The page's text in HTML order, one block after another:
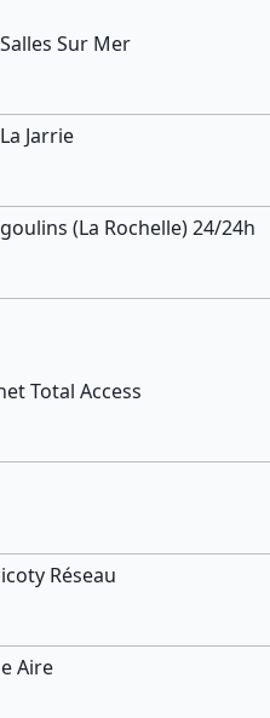
Sur Mer
Jarrie
(La Rochelle) 24/24h
Total Access
Réseau
Aire